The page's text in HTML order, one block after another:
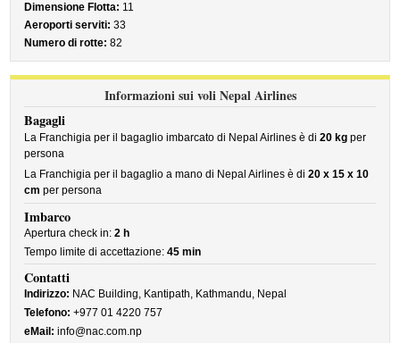
Dimensione Flotta: 11
Aeroporti serviti: 33
Numero di rotte: 82
Informazioni sui voli Nepal Airlines
Bagagli
La Franchigia per il bagaglio imbarcato di Nepal Airlines è di20 kg per
persona
La Franchigia per il bagaglio a mano di Nepal Airlines è di20 x 15 x 10
cm per persona
Imbarco
Apertura check in:2 h
Tempo limite di accettazione:45 min
Contatti
Indirizzo: NAC Building, Kantipath, Kathmandu, Nepal
Telefono: +977 01 4220 757
eMail: info@nac.com.np